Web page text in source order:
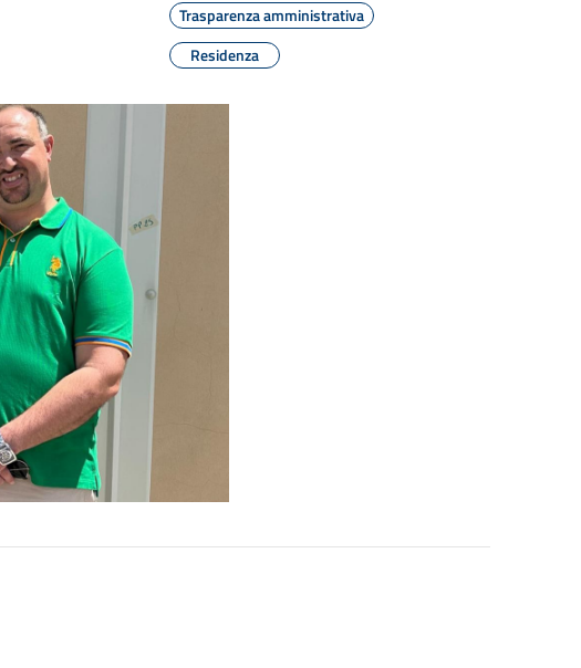
Trasparenza amministrativa
Residenza